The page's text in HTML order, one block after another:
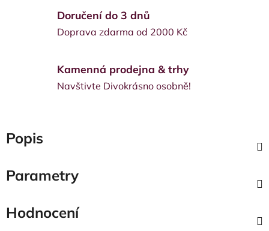
Doručení do 3 dnů
Doprava zdarma od 2000 Kč
Kamenná prodejna & trhy
Navštivte Divokrásno osobně!
Popis
Parametry
Hodnocení